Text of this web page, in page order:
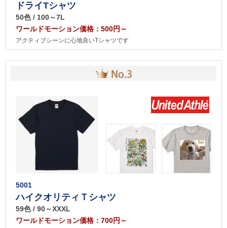
ドライTシャツ
50色 / 100～7L
ワールドモーション価格：500円～
アクティブシーンに心地良いTシャツです
5001
ハイクオリティＴシャツ
59色 / 90～XXXL
ワールドモーション価格：700円～